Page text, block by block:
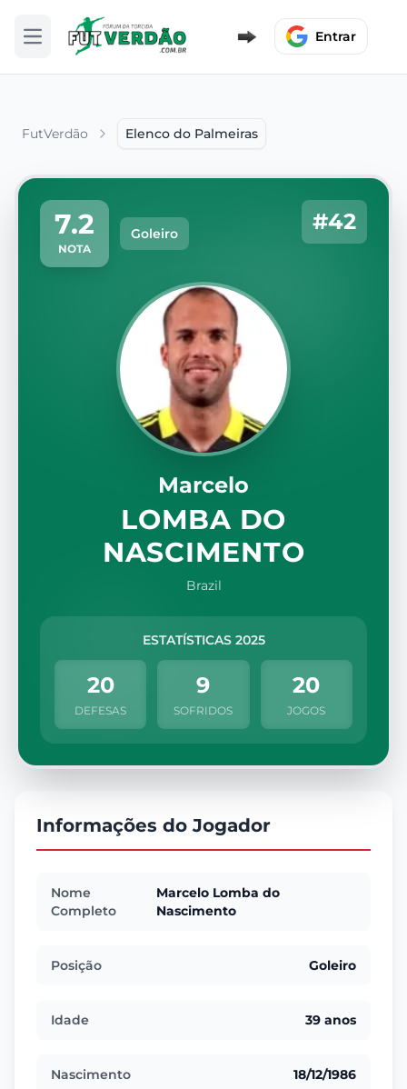
Abrir menu Entrar
FutVerdão Elenco do Palmeiras
7.2
NOTA
Goleiro #42
Marcelo
LOMBA DO
NASCIMENTO
Brazil
ESTATÍSTICAS 2025
20
DEFESAS
9
SOFRIDOS
20
JOGOS
Informações do Jogador
Nome
Completo
Marcelo Lomba do
Nascimento
Posição Goleiro
Idade 39 anos
Nascimento 18/12/1986